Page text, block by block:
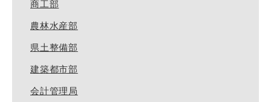
商工部
農林水産部
県土整備部
建築都市部
会計管理局